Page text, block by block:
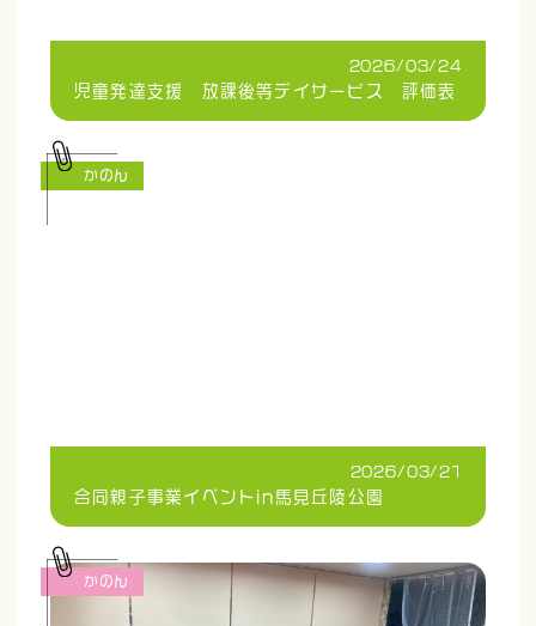
2026/03/24
児童発達支援 放課後等デイサービス 評価表
2026/03/21
合同親子事業イベントin馬見丘陵公園
かのん
かのん